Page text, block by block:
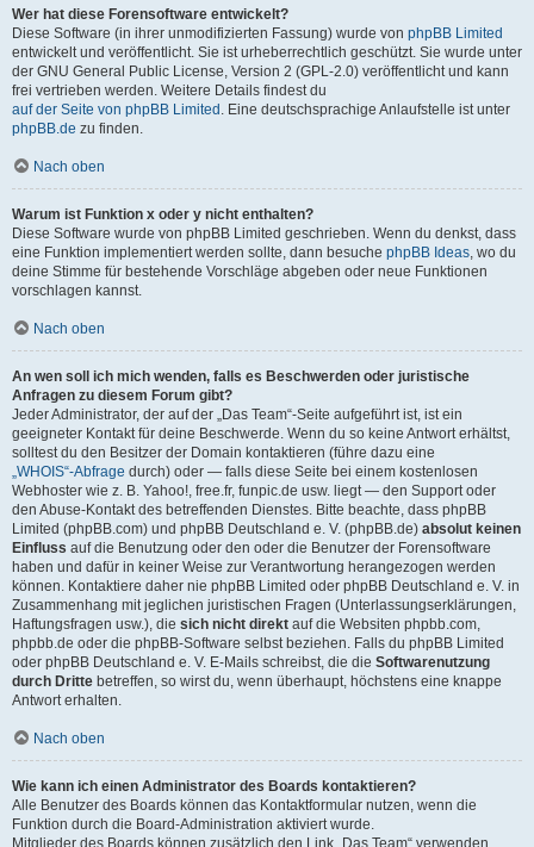
Wer hat diese Forensoftware entwickelt?
Diese Software (in ihrer unmodifizierten Fassung) wurde von phpBB Limited
entwickelt und veröffentlicht. Sie ist urheberrechtlich geschützt. Sie wurde unter
der GNU General Public License, Version 2 (GPL-2.0) veröffentlicht und kann
frei vertrieben werden. Weitere Details findest du
auf der Seite von phpBB Limited . Eine deutschsprachige Anlaufstelle ist unter
phpBB.de zu finden.
Nach oben
Warum ist Funktion x oder y nicht enthalten?
Diese Software wurde von phpBB Limited geschrieben. Wenn du denkst, dass
eine Funktion implementiert werden sollte, dann besuche phpBB Ideas, wo du
deine Stimme für bestehende Vorschläge abgeben oder neue Funktionen
vorschlagen kannst.
Nach oben
An wen soll ich mich wenden, falls es Beschwerden oder juristische
Anfragen zu diesem Forum gibt?
Jeder Administrator, der auf der „Das Team“-Seite aufgeführt ist, ist ein
geeigneter Kontakt für deine Beschwerde. Wenn du so keine Antwort erhältst,
solltest du den Besitzer der Domain kontaktieren (führe dazu eine
„WHOIS“-Abfrage durch) oder — falls diese Seite bei einem kostenlosen
Webhoster wie z. B. Yahoo!, free.fr, funpic.de usw. liegt — den Support oder
den Abuse-Kontakt des betreffenden Dienstes. Bitte beachte, dass phpBB
Limited (phpBB.com) und phpBB Deutschland e. V. (phpBB.de) absolut keinen
Einfluss auf die Benutzung oder den oder die Benutzer der Forensoftware
haben und dafür in keiner Weise zur Verantwortung herangezogen werden
können. Kontaktiere daher nie phpBB Limited oder phpBB Deutschland e. V. in
Zusammenhang mit jeglichen juristischen Fragen (Unterlassungserklärungen,
Haftungsfragen usw.), die sich nicht direkt auf die Websiten phpbb.com,
phpbb.de oder die phpBB-Software selbst beziehen. Falls du phpBB Limited
oder phpBB Deutschland e. V. E-Mails schreibst, die die Softwarenutzung
durch Dritte betreffen, so wirst du, wenn überhaupt, höchstens eine knappe
Antwort erhalten.
Nach oben
Wie kann ich einen Administrator des Boards kontaktieren?
Alle Benutzer des Boards können das Kontaktformular nutzen, wenn die
Funktion durch die Board-Administration aktiviert wurde.
Mitglieder des Boards können zusätzlich den Link „Das Team“ verwenden.